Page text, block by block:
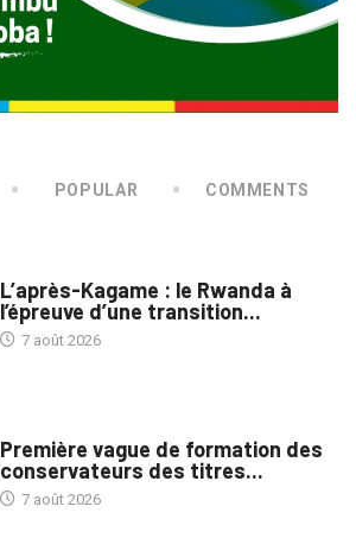
POPULAR COMMENTS
L’après-Kagame : le Rwanda à
l’épreuve d’une transition...
7 août 2026
Première vague de formation des
conservateurs des titres...
7 août 2026